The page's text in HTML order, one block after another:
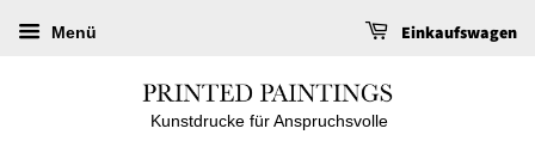
Menü Einkaufswagen
Kunstdrucke für Anspruchsvolle